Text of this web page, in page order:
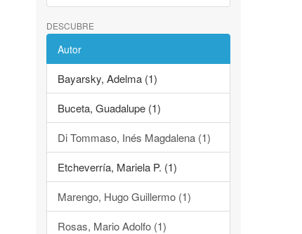
DESCUBRE
Autor
Bayarsky, Adelma (1)
Buceta, Guadalupe (1)
Di Tommaso, Inés Magdalena (1)
Etcheverría, Mariela P. (1)
Marengo, Hugo Guillermo (1)
Rosas, Mario Adolfo (1)